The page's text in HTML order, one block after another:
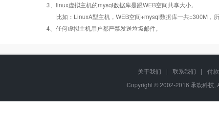
错误页面定义
数据自助恢复
3、linux虚拟主机的mysql数据库是跟WEB空间共享大小。
比如：LinuxA型主机，WEB空间+mysql数据库一共=300M，
4、任何虚拟主机用户都严禁发送垃圾邮件。
关于我们 | 联系我们 |
付
Copyright © 2002-2016 承欢科技